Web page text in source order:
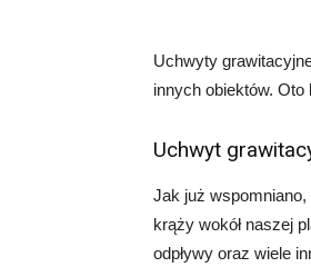
Uchwyty
innych obiektów. Oto
Uchwyt
Jak już
krąży wokół naszej
odpływy oraz wiele